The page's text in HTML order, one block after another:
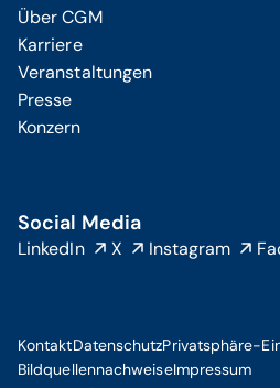
Über CGM
Karriere
Veranstaltungen
Presse
Konzern
Social Media
LinkedIn X Instagram
KontaktDatenschutzPrivatsphäre-
BildquellennachweiseImpressum